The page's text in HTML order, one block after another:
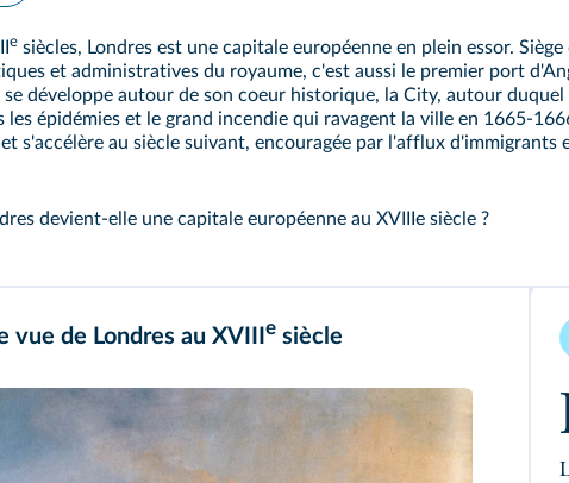
e siècles, Londres est une capitale européenne en plein essor.
et administratives du royaume, c'est aussi le premier port
se développe autour de son coeur historique, la City, autour duquel
les épidémies et le grand incendie qui ravagent la ville en 1665-
s'accélère au siècle suivant, encouragée par l'afflux d'immigrants
devient-elle une capitale européenne au XVIIIe siècle ?
vue de Londres au XVIII e siècle